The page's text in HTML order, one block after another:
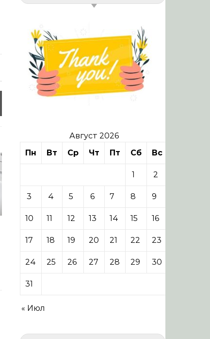
Август 2026
Пн
Вт Ср Чт Пт Сб Вс
1 2
3 4 5 6 7 8 9
10 11 12 13 14 15 16
17 18 19 20 21 22 23
24 25 26 27 28 29 30
31
« Июл